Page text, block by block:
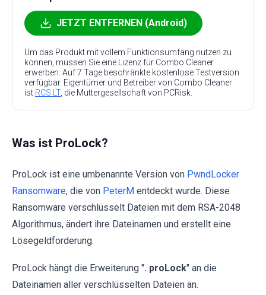
JETZT ENTFERNEN (Android)
Um das Produkt mit vollem Funktionsumfang nutzen zu
können, müssen Sie eine Lizenz für Combo Cleaner
erwerben. Auf 7 Tage beschränkte kostenlose Testversion
verfügbar. Eigentümer und Betreiber von Combo Cleaner
ist RCS LT, die Muttergesellschaft von PCRisk.
Was ist ProLock?
ProLock ist eine umbenannte Version von PwndLocker
Ransomware, die von PeterM entdeckt wurde. Diese
Ransomware verschlüsselt Dateien mit dem RSA-2048
Algorithmus, ändert ihre Dateinamen und erstellt eine
Lösegeldforderung.
ProLock hängt die Erweiterung ". proLock" an die
Dateinamen aller verschlüsselten Dateien an.